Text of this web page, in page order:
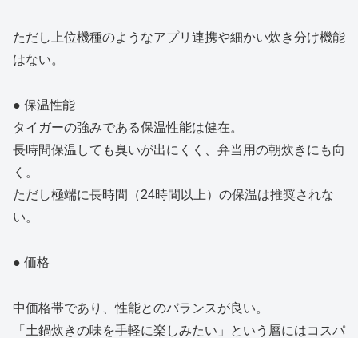
ただし上位機種のようなアプリ連携や細かい炊き分け機能
はない。
● 保温性能
タイガーの強みである保温性能は健在。
長時間保温しても臭いが出にくく、弁当用の朝炊きにも向
く。
ただし極端に長時間（24時間以上）の保温は推奨されな
い。
● 価格
中価格帯であり、性能とのバランスが良い。
「土鍋炊きの味を手軽に楽しみたい」という層にはコスパ